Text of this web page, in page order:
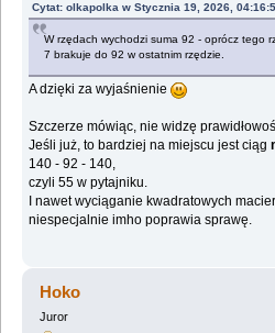
Cytat: olkapolka w Stycznia 19, 2026,
W rzędach wychodzi suma 92 - oprócz tego
7 brakuje do 92 w ostatnim rzędzie.
A dzięki za wyjaśnienie
Szczerze mówiąc, nie widzę
Jeśli już, to bardziej na miejscu jest ciąg
140 - 92 - 140,
czyli 55 w pytajniku.
I nawet wyciąganie kwadratowych
niespecjalnie imho poprawia sprawę.
Hoko
Juror